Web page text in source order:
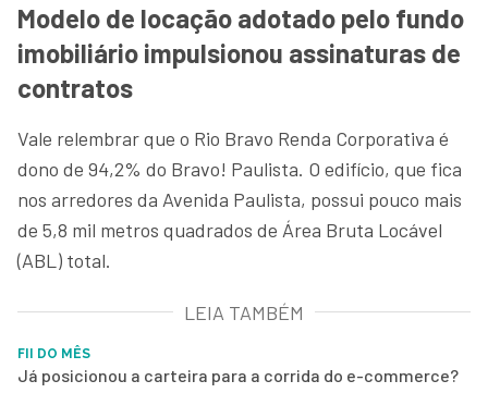
Modelo de locação adotado pelo fundo
imobiliário impulsionou assinaturas de
contratos
Vale relembrar que o Rio Bravo Renda Corporativa é
dono de 94,2% do Bravo! Paulista. O edifício, que fica
nos arredores da Avenida Paulista, possui pouco mais
de 5,8 mil metros quadrados de Área Bruta Locável
(ABL) total.
LEIA TAMBÉM
FII DO MÊS
Já posicionou a carteira para a corrida do e-commerce?